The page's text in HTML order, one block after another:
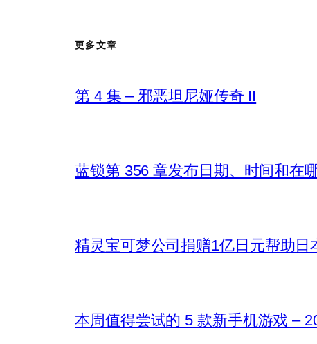
更多文章
第 4 集 – 邪恶坦尼娅传奇 II
蓝锁第 356 章发布日期、时间和在
精灵宝可梦公司捐赠1亿日元帮助日
本周值得尝试的 5 款新手机游戏 –